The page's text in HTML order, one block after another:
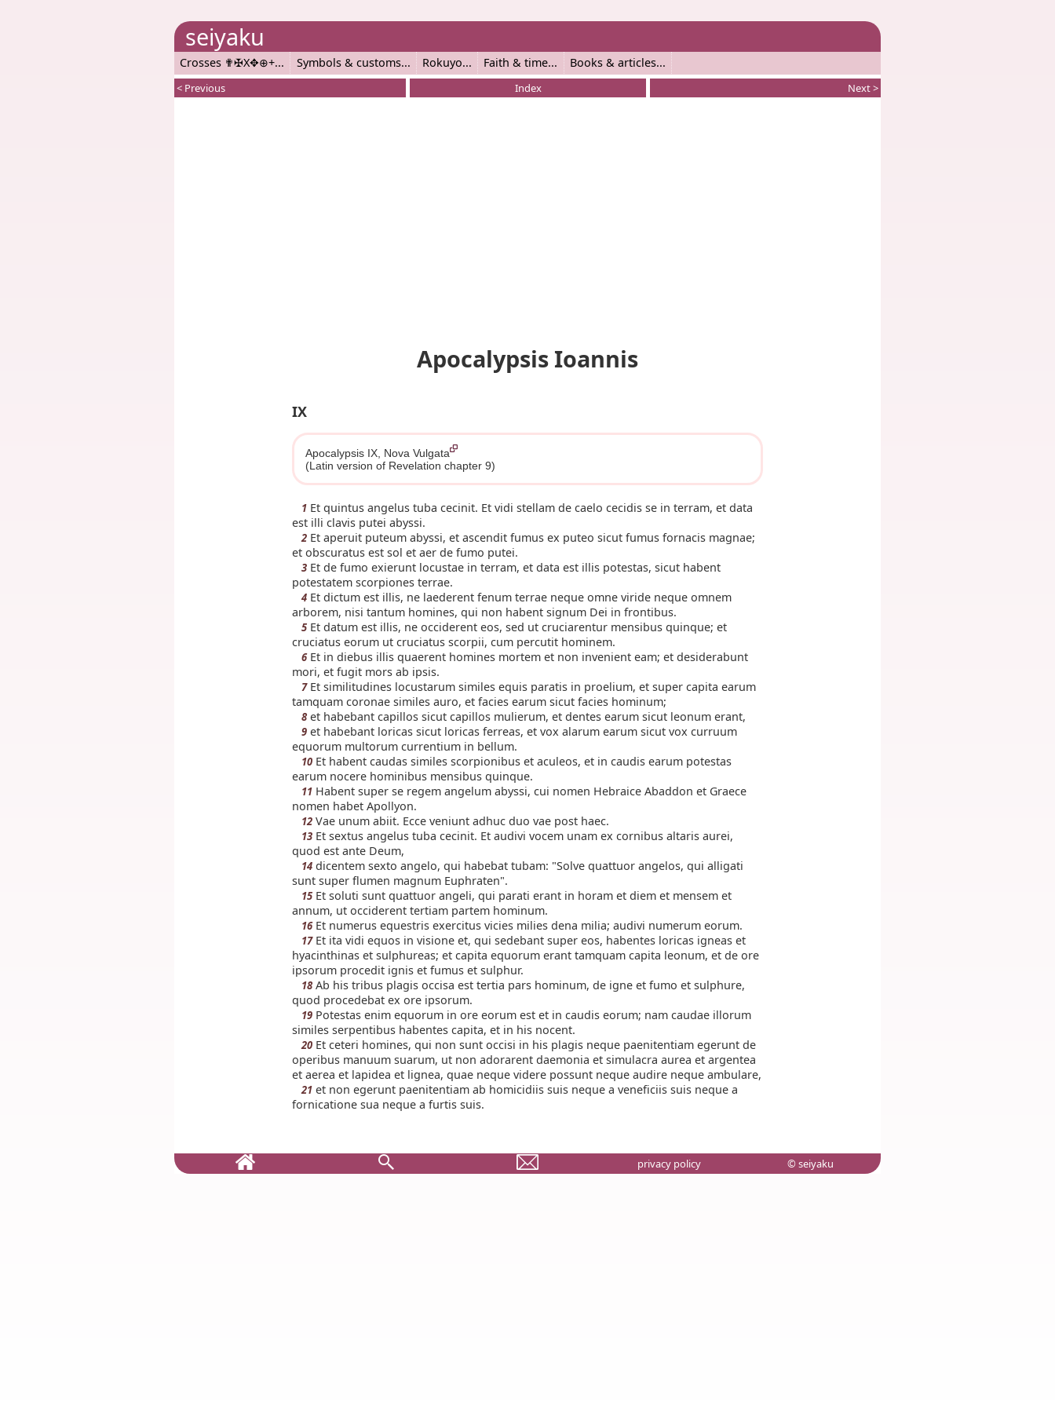
seiyaku
Crosses ✟✠X✥⊕+ Symbols & customs Rokuyo Faith & time Books & articles
< Previous Index Next >
Apocalypsis Ioannis
IX
Apocalypsis IX, Nova Vulgata
(Latin version of Revelation chapter 9)
1 Et quintus angelus tuba cecinit. Et vidi stellam de caelo cecidis se in terram, et data
est illi clavis putei abyssi.
2 Et aperuit puteum abyssi, et ascendit fumus ex puteo sicut fumus fornacis magnae;
et obscuratus est sol et aer de fumo putei.
3 Et de fumo exierunt locustae in terram, et data est illis potestas, sicut habent
potestatem scorpiones terrae.
4 Et dictum est illis, ne laederent fenum terrae neque omne viride neque omnem
arborem, nisi tantum homines, qui non habent signum Dei in frontibus.
5 Et datum est illis, ne occiderent eos, sed ut cruciarentur mensibus quinque; et
cruciatus eorum ut cruciatus scorpii, cum percutit hominem.
6Et in diebus illis quaerent homines mortem et non invenient eam; et desiderabunt
mori, et fugit mors ab ipsis.
7Et similitudines locustarum similes equis paratis in proelium, et super capita earum
tamquam coronae similes auro, et facies earum sicut facies hominum;
8 et habebant capillos sicut capillos mulierum, et dentes earum sicut leonum erant,
9 et habebant loricas sicut loricas ferreas, et vox alarum earum sicut vox curruum
equorum multorum currentium in bellum.
10 Et habent caudas similes scorpionibus et aculeos, et in caudis earum potestas
earum nocere hominibus mensibus quinque.
11 Habent super se regem angelum abyssi, cui nomen Hebraice Abaddon et Graece
nomen habet Apollyon.
12 Vae unum abiit. Ecce veniunt adhuc duo vae post haec.
13 Et sextus angelus tuba cecinit. Et audivi vocem unam ex cornibus altaris aurei,
quod est ante Deum,
14 dicentem sexto angelo, qui habebat tubam: "Solve quattuor angelos, qui alligati
sunt super flumen magnum Euphraten".
15 Et soluti sunt quattuor angeli, qui parati erant in horam et diem et mensem et
annum, ut occiderent tertiam partem hominum.
16Et numerus equestris exercitus vicies milies dena milia; audivi numerum eorum.
17Et ita vidi equos in visione et, qui sedebant super eos, habentes loricas igneas et
hyacinthinas et sulphureas; et capita equorum erant tamquam capita leonum, et de ore
ipsorum procedit ignis et fumus et sulphur.
18 Ab his tribus plagis occisa est tertia pars hominum, de igne et fumo et sulphure,
quod procedebat ex ore ipsorum.
19 Potestas enim equorum in ore eorum est et in caudis eorum; nam caudae illorum
similes serpentibus habentes capita, et in his nocent.
20 Et ceteri homines, qui non sunt occisi in his plagis neque paenitentiam egerunt de
operibus manuum suarum, ut non adorarent daemonia et simulacra aurea et argentea
et aerea et lapidea et lignea, quae neque videre possunt neque audire neque ambulare,
21 et non egerunt paenitentiam ab homicidiis suis neque a veneficiis suis neque a
fornicatione sua neque a furtis suis.
privacy policy © seiyaku